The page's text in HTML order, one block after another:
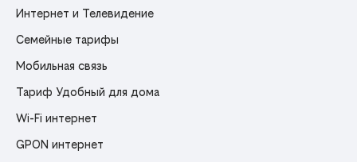
Интернет и Телевидение
Семейные тарифы
Мобильная связь
Тариф Удобный для дома
Wi-Fi интернет
GPON интернет